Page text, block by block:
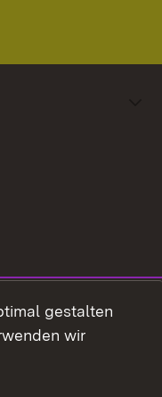
gestalten
wir